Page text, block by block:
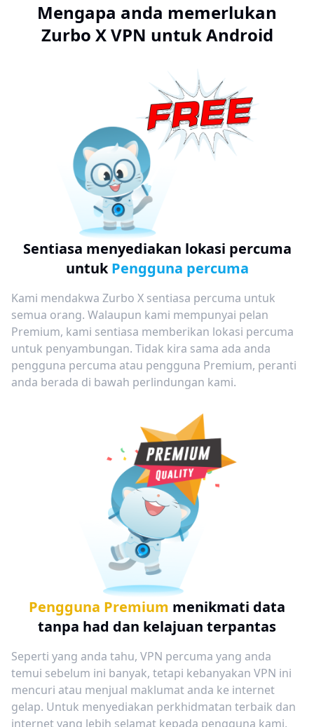
Mengapa anda memerlukan
Zurbo X VPN untuk Android
Sentiasa menyediakan lokasi percuma
untukPengguna percuma
Kami mendakwa Zurbo X sentiasa percuma untuk
semua orang. Walaupun kami mempunyai pelan
Premium, kami sentiasa memberikan lokasi percuma
untuk penyambungan. Tidak kira sama ada anda
pengguna percuma atau pengguna Premium, peranti
anda berada di bawah perlindungan kami.
Pengguna Premium menikmati data
tanpa had dan kelajuan terpantas
Seperti yang anda tahu, VPN percuma yang anda
temui sebelum ini banyak, tetapi kebanyakan VPN ini
mencuri atau menjual maklumat anda ke internet
gelap. Untuk menyediakan perkhidmatan terbaik dan
internet yang lebih selamat kepada pengguna kami,